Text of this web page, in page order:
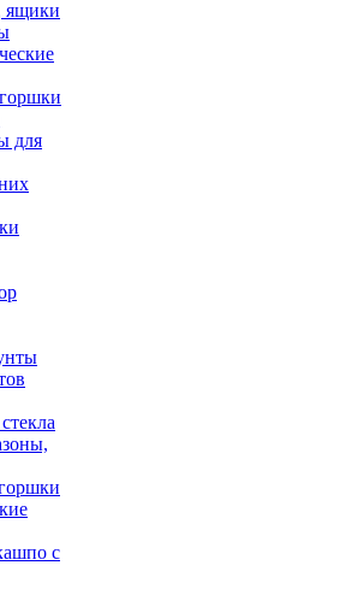
ящики
для
с